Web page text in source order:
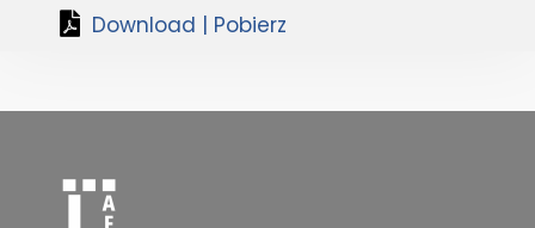
Download | Pobierz